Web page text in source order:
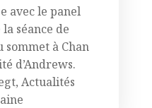
avec le panel
séance de
sommet à Chan
d’Andrews.
Actualités